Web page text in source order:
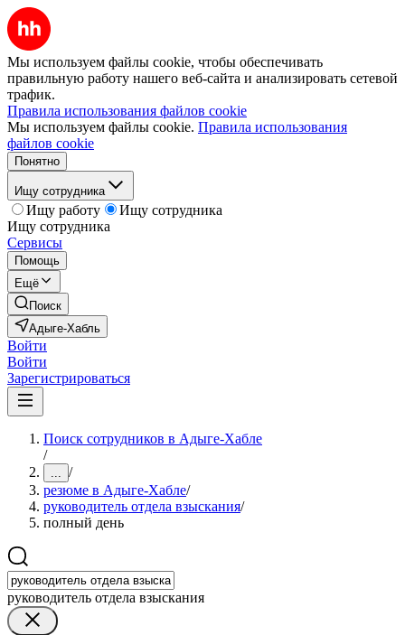
Мы используем файлы cookie, чтобы обеспечивать
правильную работу нашего веб-сайта и анализировать сетевой
трафик.
Правила использования файлов cookie
Мы используем файлы cookie. Правила использования
файлов cookie
Понятно
Ищу сотрудника
Ищу работу
Ищу сотрудника
Ищу сотрудника
Сервисы
Помощь
Ещё
Поиск
Адыге-Хабль
Войти
Войти
Зарегистрироваться
Поиск сотрудников в Адыге-Хабле
/
... /
резюме в Адыге-Хабле/
руководитель отдела взыскания/
полный день
руководитель отдела взыскания